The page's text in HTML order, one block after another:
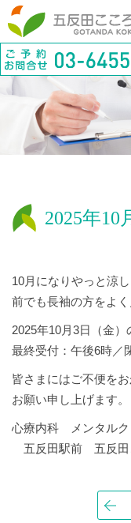
2025年10
10月になりやっと涼
前でも長袖の方をよく
2025年10月3日（金）
最終受付：午後6時／
皆さまにはご不便を
お願い申し上げます。
心療内科 メンタルク
五反田駅前 五反田